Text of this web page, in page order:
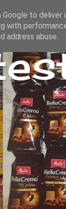
to deliver
with
address abuse.